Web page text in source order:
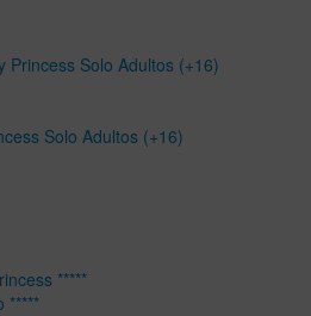
Solo Adultos (+16)
Solo Adultos (+16)
*****
*****